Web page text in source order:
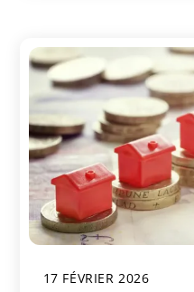
17 FÉVRIER 2026